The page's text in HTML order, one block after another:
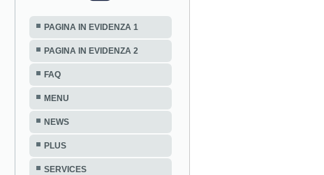
PAGINA IN EVIDENZA 1
PAGINA IN EVIDENZA 2
FAQ
MENU
NEWS
PLUS
SERVICES